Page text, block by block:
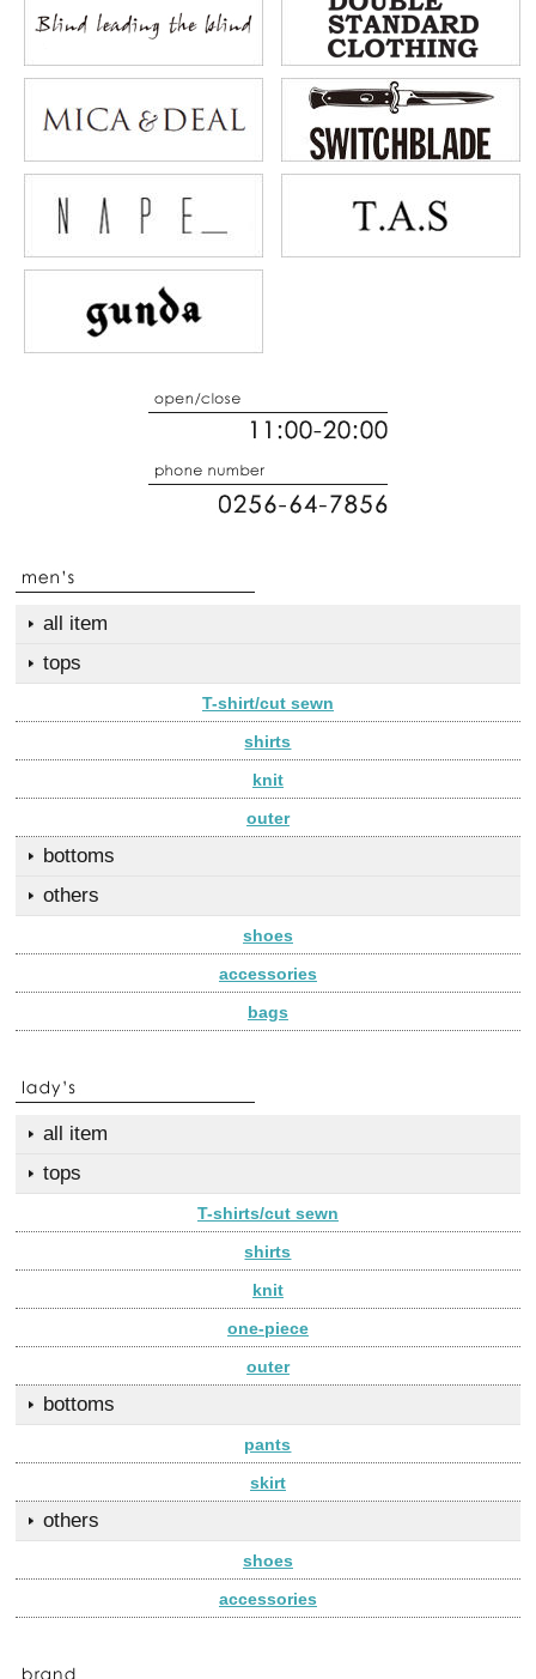
all item
tops
T-shirt/cut sewn
shirts
knit
outer
bottoms
others
shoes
accessories
bags
all item
tops
T-shirts/cut sewn
shirts
knit
one-piece
outer
bottoms
pants
skirt
others
shoes
accessories